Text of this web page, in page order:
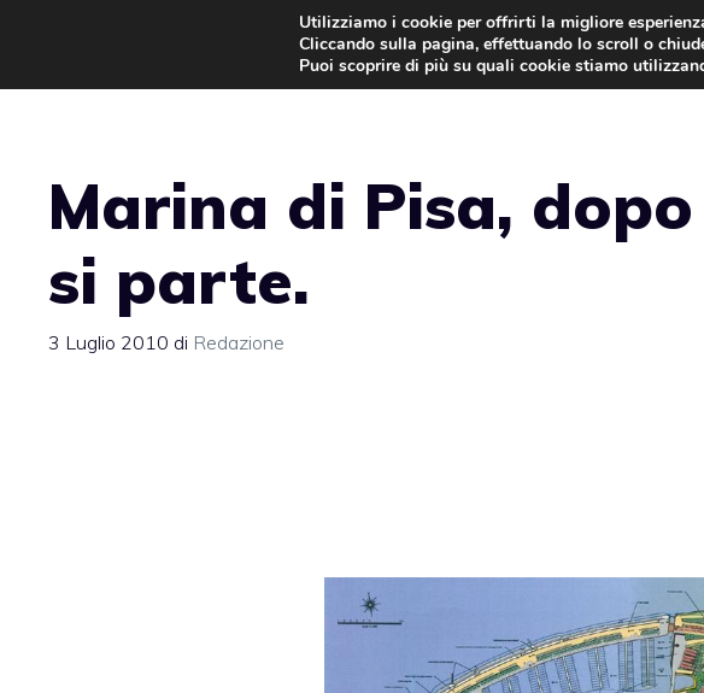
contenuto
Marina di Pisa,
si parte.
3 Luglio 2010 di Redazione
Utilizziamo i cookie per offrirti la migliore
Cliccando sulla pagina, effettuando lo scroll o
Puoi scoprire di più su quali cookie stiamo